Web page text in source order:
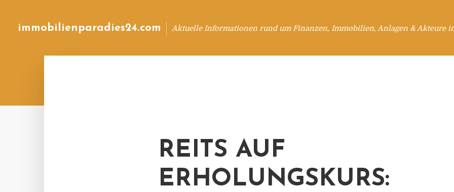
immobilienparadies24.com Aktuelle Informationen rund um Finanzen, Immobilien, Anlagen & Akteure
REITS AUF
ERHOLUNGSKURS: